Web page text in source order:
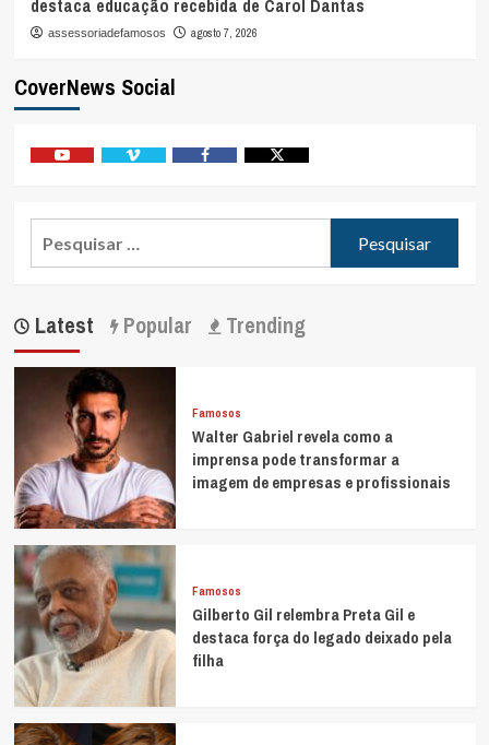
destaca educação recebida de Carol Dantas
assessoriadefamosos agosto 7, 2026
CoverNews Social
Latest Popular Trending
Famosos
Walter Gabriel revela como a
imprensa pode transformar a
imagem de empresas e profissionais
Famosos
Gilberto Gil relembra Preta Gil e
destaca força do legado deixado pela
filha